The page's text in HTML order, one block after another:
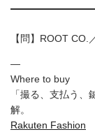
【問】ROOT CO.
—
Where to buy
「撮る、支払う
解。
Rakuten Fashion